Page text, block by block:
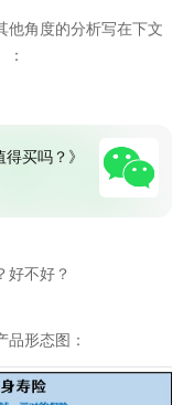
他角度的分析写在下文
买吗？》
好不好？
形态图：